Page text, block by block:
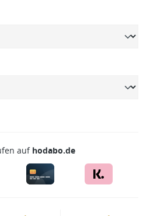
auf hodabo.de